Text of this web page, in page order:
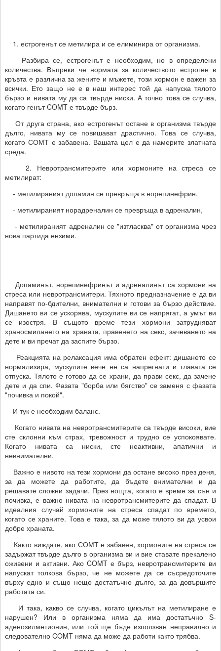
1. естрогенът се метилира и се елиминира от организма.
Разбира се, естрогенът е необходим, но в определени
количества. Въпреки че нормата за количеството естроген в
кръвта е различна за жените и мъжете, този хормон е важен за
всички. Ето защо не е в наш интерес той да напуска тялото
бързо и нивата му да са твърде ниски. А точно това се случва,
когато генът COMT е твърде бърз.
От друга страна, ако естрогенът остане в организма твърде
дълго, нивата му се повишават драстично. Това се случва,
когато СОМТ е забавена. Вашата цел е да намерите златната
среда.
2. Невротрансмитерите или хормоните на стреса се
метилират:
- метилираният допамин се превръща в норепинефрин,
- метилираният норадреналин се превръща в адреналин,
- метилираният адреналин се "изтласква" от организма чрез
нова партида ензими.
Допаминът, норепинефринът и адреналинът са хормони на
стреса или невротрансмитери. Тяхното предназначение е да ви
направят по-бдителни, внимателни и готови за бързо действие.
Дишането ви се ускорява, мускулите ви се напрягат, а умът ви
се изостря. В същото време тези хормони затрудняват
храносмилането на храната, правенето на секс, зачеването на
дете и ви пречат да заспите бързо.
Реакцията на релаксация има обратен ефект: дишането се
нормализира, мускулите вече не са напрегнати и главата се
отпуска. Тялото е готово да се храни, да прави секс, да зачене
дете и да спи. Фазата "борба или бягство" се заменя с фазата
"почивка и покой".
И тук е необходим баланс.
Когато нивата на невротрансмитерите са твърде високи, вие
сте склонни към страх, тревожност и трудно се успокоявате.
Когато нивата са ниски, сте неактивни, апатични и
невнимателни.
Важно е нивото на тези хормони да остане високо през деня,
за да можете да работите, да бъдете внимателни и да
решавате сложни задачи. През нощта, когато е време за сън и
почивка, е важно нивата на невротрансмитерите да спадат. В
идеалния случай хормоните на стреса спадат по времето,
когато се храните. Това е така, за да може тялото ви да усвои
добре храната.
Както виждате, ако СОМТ е забавен, хормоните на стреса се
задържат твърде дълго в организма ви и вие ставате прекалено
оживени и активни. Ако COMT е бърз, невротрансмитерите ви
напускат толкова бързо, че не можете да се съсредоточите
върху едно и също нещо достатъчно дълго, за да довършите
работата си.
И така, какво се случва, когато цикълът на метилиране е
нарушен? Или в организма няма да има достатъчно S-
аденозилметионин, или той ще бъде използван неправилно и
следователно COMT няма да може да работи както трябва.